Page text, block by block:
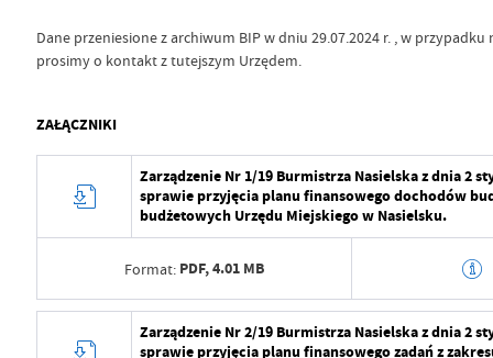
Dane przeniesione z archiwum BIP w dniu 29.07.2024 r. , w przypadku
prosimy o kontakt z tutejszym Urzędem.
ZAŁĄCZNIKI
Zarządzenie Nr 1/19 Burmistrza Nasielska z dnia 2
sprawie przyjęcia planu finansowego dochodów
budżetowych Urzędu Miejskiego w Nasielsku.
Format: PDF,4.01 MB
Zarządzenie Nr 2/19 Burmistrza Nasielska z dnia 2
sprawie przyjęcia planu finansowego zadań z